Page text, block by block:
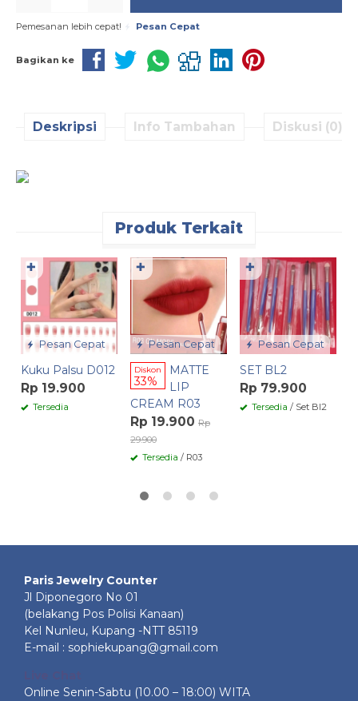
Pemesanan lebih cepat! Pesan Cepat
Bagikan ke
Deskripsi Info Tambahan Diskusi (0)
Produk Terkait
Pesan Cepat
Kuku Palsu D012
Rp 19.900
Tersedia
✚
Pesan Cepat
Diskon
33%
MATTE
LIP
CREAM R03
Rp 19.900 Rp
29.900
Tersedia / R03
✚
Pesan Cepat
SET BL2
Rp 79.900
Tersedia / Set Bl2
✚
Paris Jewelry Counter
Jl Diponegoro No 01
(belakang Pos Polisi Kanaan)
Kel Nunleu, Kupang -NTT 85119
E-mail : sophiekupang@gmail.com
Online Senin-Sabtu (10.00 – 18:00) WITA